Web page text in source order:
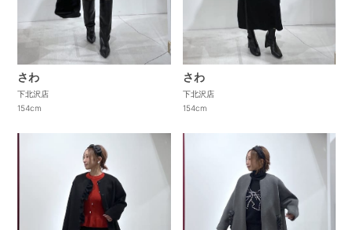
さわ
下北沢店
154cm
さわ
下北沢店
154cm